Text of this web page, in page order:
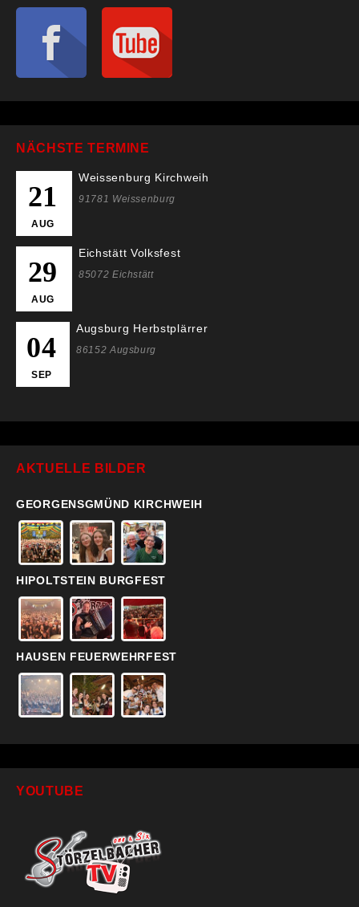
NÄCHSTE TERMINE
21
AUG
Weissenburg Kirchweih
91781 Weissenburg
29
AUG
Eichstätt Volksfest
85072 Eichstätt
04
SEP
Augsburg Herbstplärrer
86152 Augsburg
AKTUELLE BILDER
GEORGENSGMÜND KIRCHWEIH
HIPOLTSTEIN BURGFEST
HAUSEN FEUERWEHRFEST
YOUTUBE